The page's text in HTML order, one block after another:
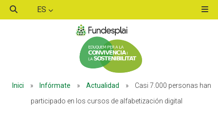
ES
Inici » Infórmate » Actualidad »
Casi 7.000 personas han
participado en los cursos de alfabetización digital
ACTIVITATS D'ESTIU
MÓN ESCOLAR